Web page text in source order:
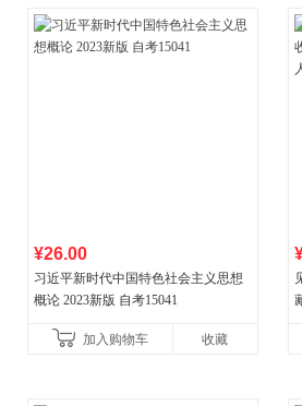
¥26.00
习近平新时代中国特色社会主义思想
概论 2023新版 自考15041
加入购物车 收藏